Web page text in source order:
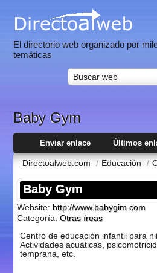
El directorio web organizado por
temáticas
Buscar web
Baby Gym
Enviar enlace Últimos
Directoalweb.com / Educación /
Baby Gym
Website: http://www.babygim.com
Categoría:Otras íreas
Centro de educación infantil para
Actividades acuáticas,
temprana, etc.